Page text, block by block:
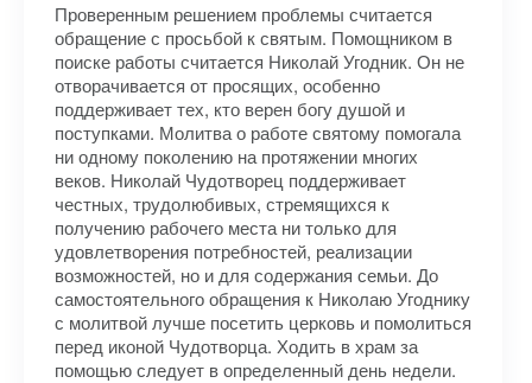
Проверенным решением проблемы считается
обращение с просьбой к святым. Помощником в
поиске работы считается Николай Угодник. Он не
отворачивается от просящих, особенно
поддерживает тех, кто верен богу душой и
поступками. Молитва о работе святому помогала
ни одному поколению на протяжении многих
веков. Николай Чудотворец поддерживает
честных, трудолюбивых, стремящихся к
получению рабочего места ни только для
удовлетворения потребностей, реализации
возможностей, но и для содержания семьи. До
самостоятельного обращения к Николаю Угоднику
с молитвой лучше посетить церковь и помолиться
перед иконой Чудотворца. Ходить в храм за
помощью следует в определенный день недели.